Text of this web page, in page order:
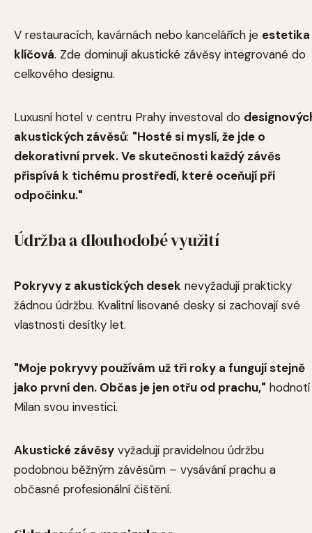
V restauracích, kavárnách nebo kancelářích je estetika
klíčová. Zde dominují akustické závěsy integrované do
celkového designu.
Luxusní hotel v centru Prahy investoval do
akustických závěsů: "Hosté si myslí, že jde o
dekorativní prvek. Ve skutečnosti každý závěs
přispívá k tichému prostředí, které oceňují při
odpočinku."
Údržba a dlouhodobé využití
Pokryvy z akustických desek nevyžadují prakticky
žádnou údržbu. Kvalitní lisované desky si zachovají své
vlastnosti desítky let.
"Moje pokryvy používám už tři roky a fungují stejně
jako první den. Občas je jen otřu od prachu," hodnotí
Milan svou investici.
Akustické závěsy vyžadují pravidelnou údržbu
podobnou běžným závěsům – vysávání prachu a
občasné profesionální čištění.